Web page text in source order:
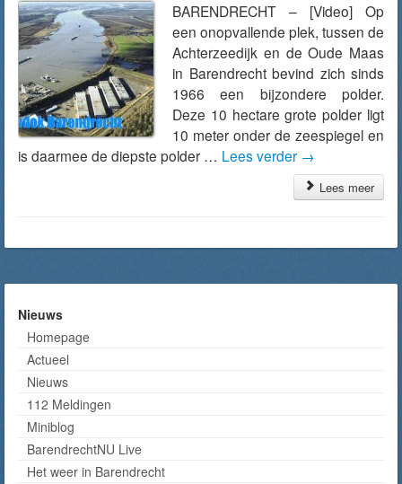
BARENDRECHT – [Video] Op
een onopvallende plek, tussen de
Achterzeedijk en de Oude Maas
in Barendrecht bevind zich sinds
1966 een bijzondere polder.
Deze 10 hectare grote polder ligt
10 meter onder de zeespiegel en
is daarmee de diepste polder … Lees verder →
Lees meer
Nieuws
Homepage
Actueel
Nieuws
112 Meldingen
Miniblog
BarendrechtNU Live
Het weer in Barendrecht